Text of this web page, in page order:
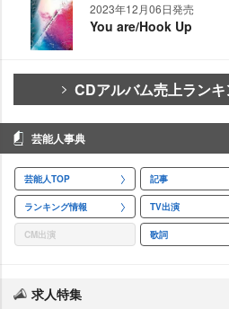
2023年12月06日発売
You are/Hook Up
CDアルバム売上ラン
芸能人事典
芸能人TOP 記事
ランキング情報 TV出演
CM出演 歌詞
求人特集